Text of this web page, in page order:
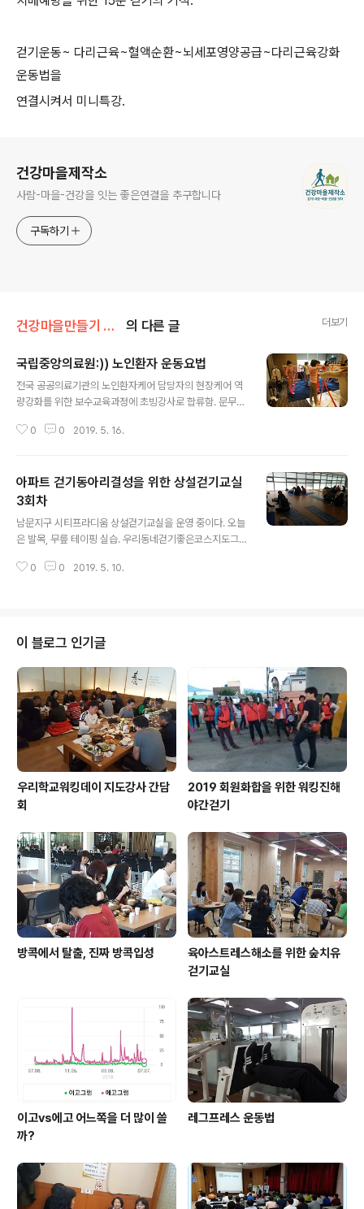
걷기운동~ 다리근육~혈액순환~뇌세포영양공급~다리근육강화
운동법을
연결시켜서 미니특강.
건강마을제작소
사람-마을-건강을 잇는 좋은연결을 추구합니다
구독하기
건강마을만들기 사업 의 다른 글 더보기
국립중앙의료원:)) 노인환자 운동요법
전국 공공의료기관의 노인환자케어 담당자의 현장케어 역
량강화를 위한 보수교육과정에 초빙강사로 합류함. 문무를
^ 또한 최고최고~ 이렇게 또 귀한 인연의 줄을 한가닥 엮었
0 0 2019. 5. 16.
아파트 걷기동아리결성을 위한 상설걷기교실
3회차
남문지구 시티프라디움 상설걷기교실을 운영 중이다. 오늘
은 발목, 무릎 테이핑 실습. 우리동네걷기좋은코스지도그
얻은 코스는 원하는대로팀의 &quot;자연과 역사의 길&q
0 0 2019. 5. 10.
이 블로그 인기글
우리학교워킹데이 지도강사 간담
회
2019 회원화합을 위한 워킹진해
야간걷기
방콕에서 탈출, 진짜 방콕입성
육아스트레스해소를 위한 숲치유
걷기교실
이고vs에고 어느쪽을 더 많이 쓸
까?
레그프레스 운동법